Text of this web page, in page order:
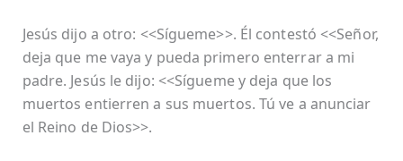
Jesús dijo a otro: <<Sígueme>>. Él contestó <<Señor,
deja que me vaya y pueda primero enterrar a mi
padre. Jesús le dijo: <<Sígueme y deja que los
muertos entierren a sus muertos. Tú ve a anunciar
el Reino de Dios>>.